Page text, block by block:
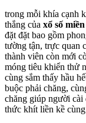
trong mỗi khía cạnh
thắng của xổ số
đặt đặt bao gồm
tường tận, trực quan
thành viên còn mới
móng tiêu khiển thử
cùng sắm thấy hầu
buộc phải chăng,
chăng giúp người cài
thức khít liền kề